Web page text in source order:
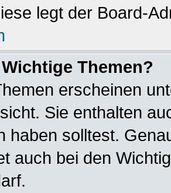
legt der Board-
Themen?
erscheinen
Sie enthalten
haben solltest.
auch bei den